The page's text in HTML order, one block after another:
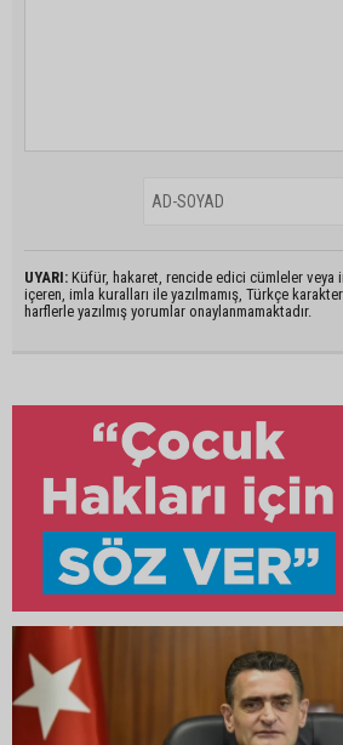
UYARI: Küfür, hakaret, rencide edici cümleler veya
içeren, imla kuralları ile yazılmamış, Türkçe
harflerle yazılmış yorumlar onaylanmamaktadır.